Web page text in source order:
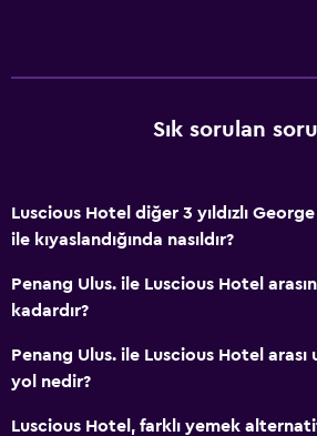
Günlük oda hizmetleri
Oda servisi
24 saat resepsiyon
Medya ve eğlence
Kablo veya Uydu TV
Sık sorulan
Luscious Hotel diğer 3 yıldızlı
ile kıyaslandığında nasıldır?
Penang Ulus. ile Luscious Hotel
kadardır?
Penang Ulus. ile Luscious Hotel arası
yol nedir?
Luscious Hotel, farklı yemek